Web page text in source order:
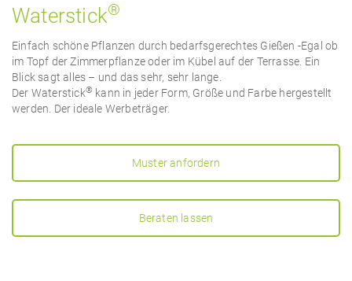
Waterstick®
Einfach schöne Pflanzen durch bedarfsgerechtes Gießen -Egal ob
im Topf der Zimmerpflanze oder im Kübel auf der Terrasse. Ein
Blick sagt alles – und das sehr, sehr lange.
Der Waterstick® kann in jeder Form, Größe und Farbe hergestellt
werden. Der ideale Werbeträger.
Muster anfordern
Beraten lassen